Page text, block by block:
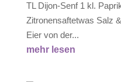
TL Dijon-Senf 1 kl.
Zitronensaftetwas Salz
Eier von der...
mehr lesen